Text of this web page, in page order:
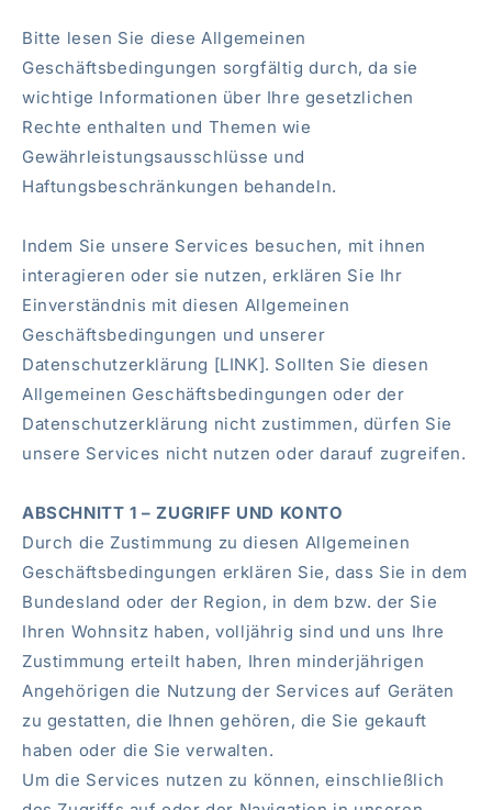
Bitte lesen Sie diese Allgemeinen
Geschäftsbedingungen sorgfältig durch, da sie
wichtige Informationen über Ihre gesetzlichen
Rechte enthalten und Themen wie
Gewährleistungsausschlüsse und
Haftungsbeschränkungen behandeln.
Indem Sie unsere Services besuchen, mit ihnen
interagieren oder sie nutzen, erklären Sie Ihr
Einverständnis mit diesen Allgemeinen
Geschäftsbedingungen und unserer
Datenschutzerklärung [LINK]. Sollten Sie diesen
Allgemeinen Geschäftsbedingungen oder der
Datenschutzerklärung nicht zustimmen, dürfen Sie
unsere Services nicht nutzen oder darauf zugreifen.
ABSCHNITT 1 – ZUGRIFF UND KONTO
Durch die Zustimmung zu diesen Allgemeinen
Geschäftsbedingungen erklären Sie, dass Sie in dem
Bundesland oder der Region, in dem bzw. der Sie
Ihren Wohnsitz haben, volljährig sind und uns Ihre
Zustimmung erteilt haben, Ihren minderjährigen
Angehörigen die Nutzung der Services auf Geräten
zu gestatten, die Ihnen gehören, die Sie gekauft
haben oder die Sie verwalten.
Um die Services nutzen zu können, einschließlich